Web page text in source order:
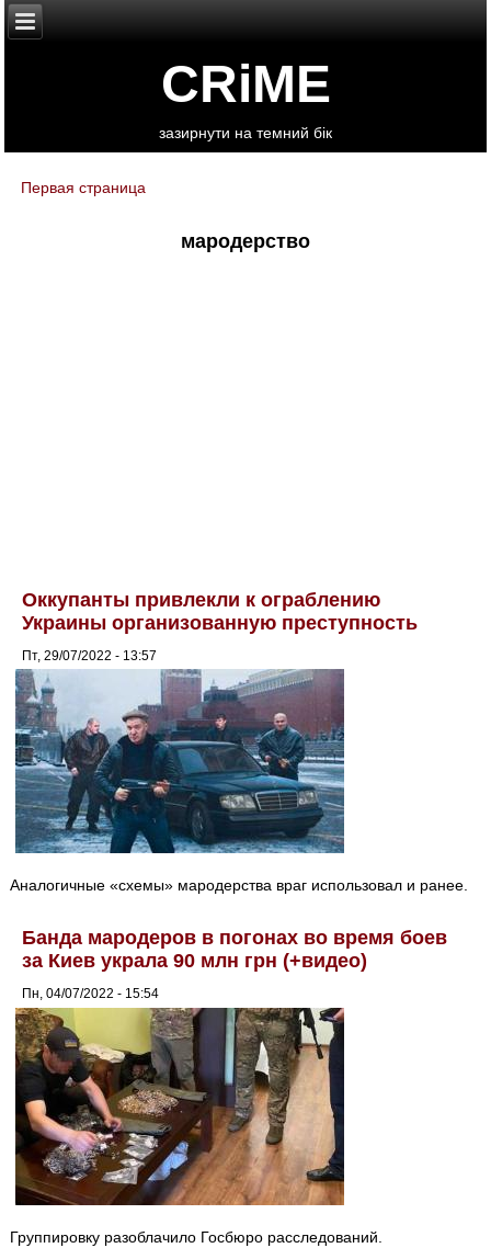
CRiME
зазирнути на темний бік
You are here
Первая страница
мародерство
Оккупанты привлекли к ограблению
Украины организованную преступность
Пт, 29/07/2022 - 13:57
Аналогичные «схемы» мародерства враг использовал и ранее.
Банда мародеров в погонах во время боев
за Киев украла 90 млн грн (+видео)
Пн, 04/07/2022 - 15:54
Группировку разоблачило Госбюро расследований.